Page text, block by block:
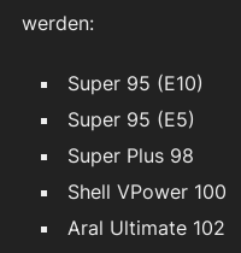
werden:
Super 95 (E10)
Super 95 (E5)
Super Plus 98
Shell VPower 100
Aral Ultimate 102